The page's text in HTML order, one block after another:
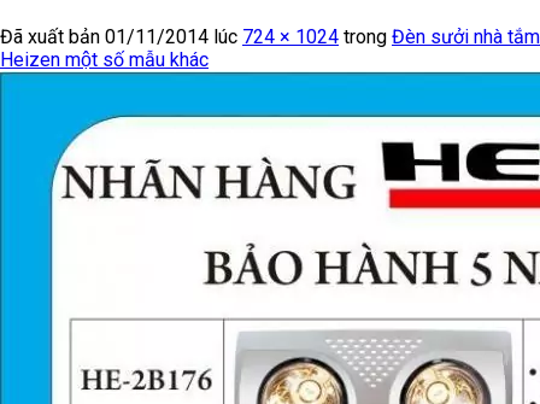
Đã xuất bản 01/11/2014 lúc 724 × 1024 trong Đèn sưởi nhà tắm
Heizen một số mẫu khác